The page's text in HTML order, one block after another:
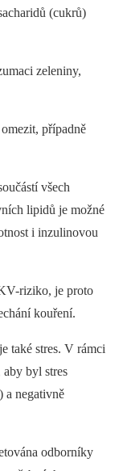
(cukrů)
zeleniny,
případně
všech
lipidů je možné
i inzulinovou
riziko, je proto
kouření.
také stres. V rámci
aby byl stres
a negativně
odborníky